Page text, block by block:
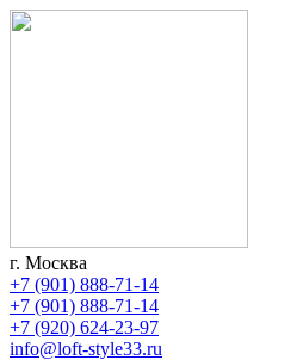
г. Москва
+7 (901) 888-71-14
+7 (901) 888-71-14
+7 (920) 624-23-97
info@loft-style33.ru